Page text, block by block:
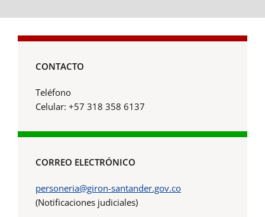
CONTACTO
Teléfono
Celular: +57 318 358 6137
CORREO ELECTRÓNICO
personeria@giron-santander.gov.co
(Notificaciones judiciales)